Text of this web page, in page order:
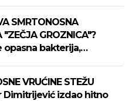
SMRTONOSNA
"ZEČJA GROZNICA"?
opasna bakterija,
VRUĆINE STEŽU
Dimitrijević izdao hitno